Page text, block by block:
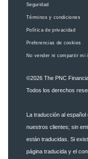
Seguridad
Términos y condiciones
Política de privacidad
Preferencias de cookies
No vender ni compartir mi
©2026 The PNC
Todos los derechos
La traducción al
nuestros clientes; sin
están traducidas. Si
página traducida y el